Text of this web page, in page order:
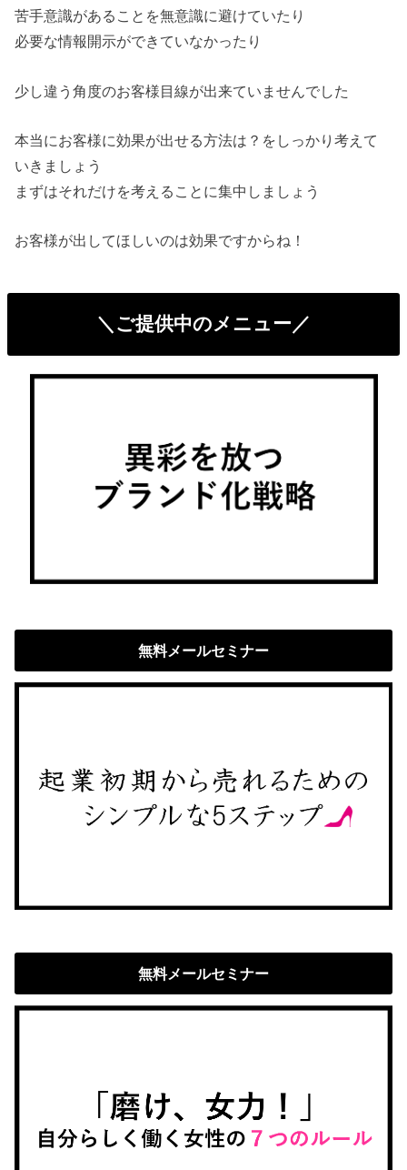
苦手意識があることを無意識に避けていたり
必要な情報開示ができていなかったり
少し違う角度のお客様目線が出来ていませんでした
本当にお客様に効果が出せる方法は？をしっかり考えて
いきましょう
まずはそれだけを考えることに集中しましょう
お客様が出してほしいのは効果ですからね！
＼ご提供中のメニュー／
無料メールセミナー
無料メールセミナー